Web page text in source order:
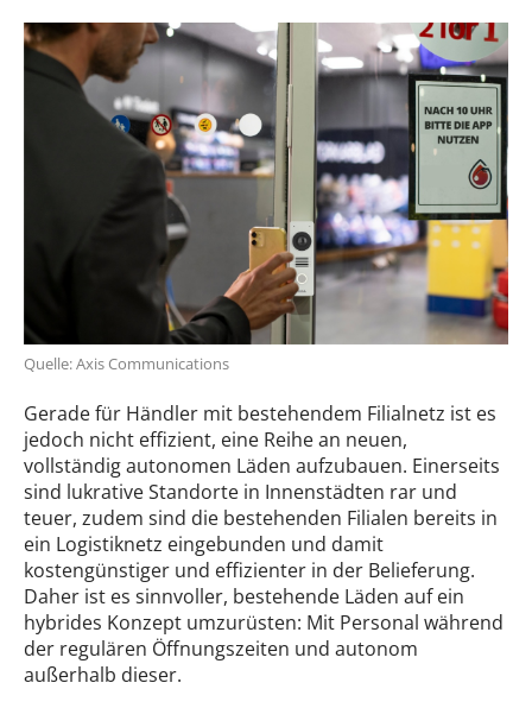
Quelle: Axis Communications
Gerade für Händler mit bestehendem Filialnetz ist es
jedoch nicht effizient, eine Reihe an neuen,
vollständig autonomen Läden aufzubauen. Einerseits
sind lukrative Standorte in Innenstädten rar und
teuer, zudem sind die bestehenden Filialen bereits in
ein Logistiknetz eingebunden und damit
kostengünstiger und effizienter in der Belieferung.
Daher ist es sinnvoller, bestehende Läden auf ein
hybrides Konzept umzurüsten: Mit Personal während
der regulären Öffnungszeiten und autonom
außerhalb dieser.